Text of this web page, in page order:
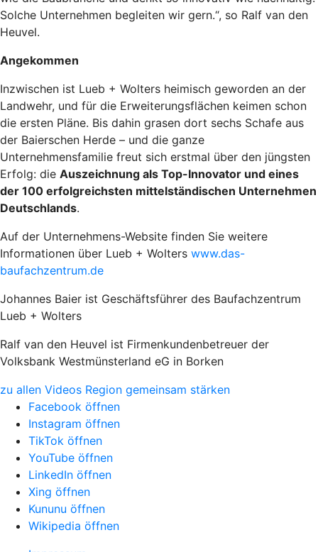
Solche Unternehmen begleiten wir gern.“, so Ralf van den
Heuvel.
Angekommen
Inzwischen ist Lueb + Wolters heimisch geworden an der
Landwehr, und für die Erweiterungsflächen keimen schon
die ersten Pläne. Bis dahin grasen dort sechs Schafe aus
der Baierschen Herde – und die ganze
Unternehmensfamilie freut sich erstmal über den jüngsten
Erfolg: die Auszeichnung als Top-Innovator und eines
der 100 erfolgreichsten mittelständischen Unternehmen
Deutschlands.
Auf der Unternehmens-Website finden Sie weitere
Informationen über Lueb + Wolters www.das-
baufachzentrum.de
Johannes Baier ist Geschäftsführer des Baufachzentrum
Lueb + Wolters
Ralf van den Heuvel ist Firmenkundenbetreuer der
Volksbank Westmünsterland eG in Borken
zu allen Videos Region gemeinsam stärken
Facebook öffnen
Instagram öffnen
TikTok öffnen
YouTube öffnen
LinkedIn öffnen
Xing öffnen
Kununu öffnen
Wikipedia öffnen